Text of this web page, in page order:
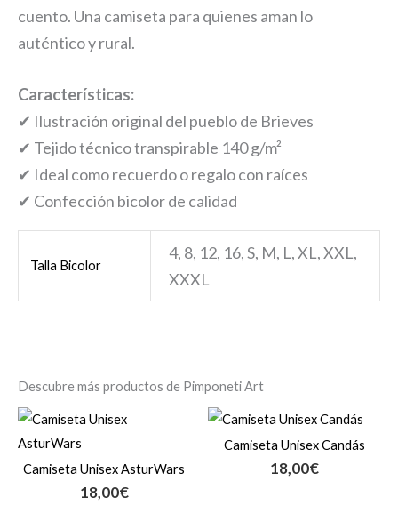
cuento. Una camiseta para quienes aman lo
auténtico y rural.
Características:
✔ Ilustración original del pueblo de Brieves
✔ Tejido técnico transpirable 140 g/m²
✔ Ideal como recuerdo o regalo con raíces
✔ Confección bicolor de calidad
Talla Bicolor
4, 8, 12, 16, S, M, L, XL, XXL,
XXXL
Descubre más productos de Pimponeti Art
Camiseta Unisex AsturWars
18,00€
Camiseta Unisex Candás
18,00€